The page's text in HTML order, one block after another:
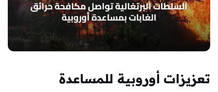
تعزيزات أوروبية للمساعدة